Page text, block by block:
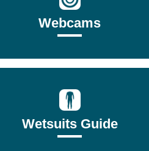
Webcams
Wetsuits Guide